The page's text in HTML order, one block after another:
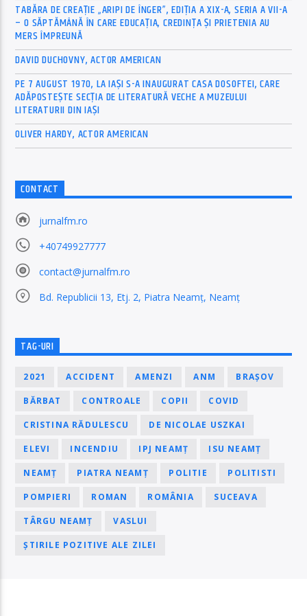
TABĂRA DE CREAȚIE „ARIPI DE ÎNGER”, EDIȚIA A XIX-A, SERIA A VII-A
– O SĂPTĂMÂNĂ ÎN CARE EDUCAȚIA, CREDINȚA ȘI PRIETENIA AU
MERS ÎMPREUNĂ
DAVID DUCHOVNY, ACTOR AMERICAN
PE 7 AUGUST 1970, LA IAŞI S-A INAUGURAT CASA DOSOFTEI, CARE
ADĂPOSTEŞTE SECŢIA DE LITERATURĂ VECHE A MUZEULUI
LITERATURII DIN IAŞI
OLIVER HARDY, ACTOR AMERICAN
CONTACT
jurnalfm.ro
+40749927777
contact@jurnalfm.ro
Bd. Republicii 13, Etj. 2, Piatra Neamț, Neamț
TAG-URI
2021 ACCIDENT AMENZI ANM BRAȘOV
BĂRBAT CONTROALE COPII COVID
CRISTINA RĂDULESCU DE NICOLAE USZKAI
ELEVI INCENDIU IPJ NEAMȚ ISU NEAMȚ
NEAMȚ PIATRA NEAMȚ POLITIE POLITISTI
POMPIERI ROMAN ROMÂNIA SUCEAVA
TÂRGU NEAMȚ VASLUI
ȘTIRILE POZITIVE ALE ZILEI